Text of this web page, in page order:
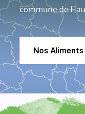
commune de
Nos Aliments